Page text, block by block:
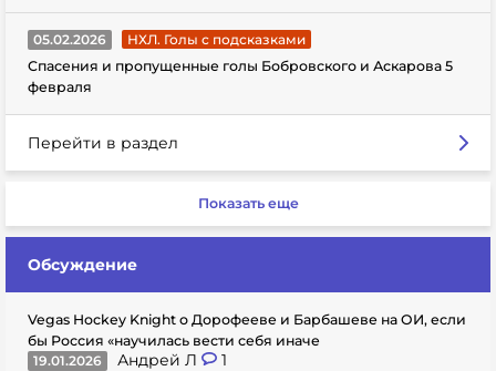
05.02.2026
НХЛ. Голы с подсказками
Спасения и пропущенные голы Бобровского и Аскарова 5
февраля
Перейти в раздел
Показать еще
Обсуждение
Vegas Hockey Knight о Дорофееве и Барбашеве на ОИ, если
бы Россия «научилась вести себя иначе
19.01.2026
Андрей Л 1